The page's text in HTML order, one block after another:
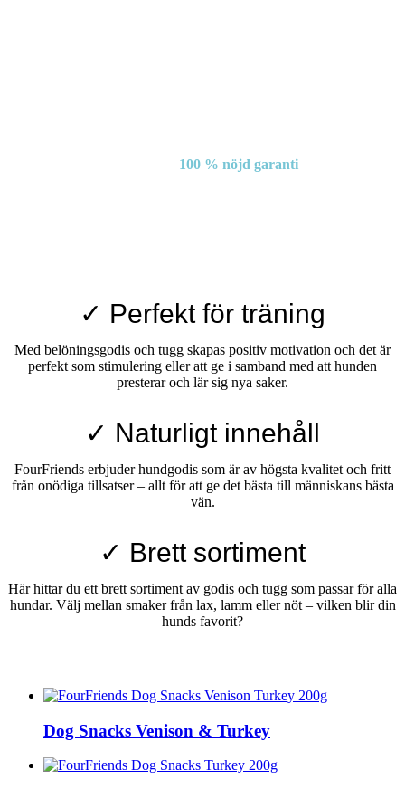
100 % nöjd garanti
✓ Perfekt för träning
Med belöningsgodis och tugg skapas positiv motivation och det är
perfekt som stimulering eller att ge i samband med att hunden
presterar och lär sig nya saker.
✓ Naturligt innehåll
FourFriends erbjuder hundgodis som är av högsta kvalitet och fritt
från onödiga tillsatser – allt för att ge det bästa till människans bästa
vän.
✓ Brett sortiment
Här hittar du ett brett sortiment av godis och tugg som passar för alla
hundar. Välj mellan smaker från lax, lamm eller nöt – vilken blir din
hunds favorit?
Dog Snacks Venison & Turkey